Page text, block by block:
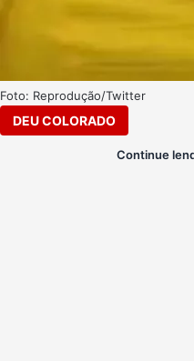
Foto: Reprodução/Twitter
DEU COLORADO
Continue